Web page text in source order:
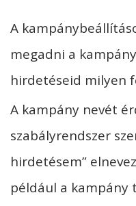
A
megadni a
hirdetéseid milyen
A kampány nevét
szabályrendszer
hirdetésem”
például a